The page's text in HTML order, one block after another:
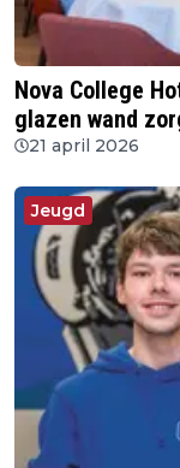
Nova College
glazen wand
21 april 2026
Jeugd